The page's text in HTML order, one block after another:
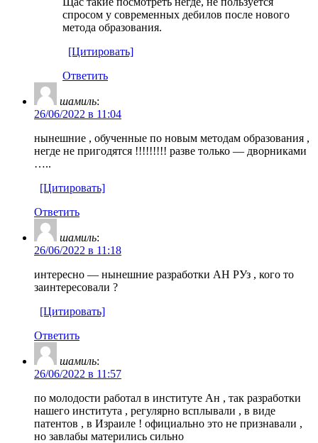
спросом у современных дебилов после нового
метода образования.
[Цитировать]
Ответить
шамиль:
26/06/2022 в 11:04
нынешние , обученные по новым методам образования ,
негде не пригодятся !!!!!!!!! разве только — дворниками
…..
[Цитировать]
Ответить
шамиль:
26/06/2022 в 11:18
интересно — нынешние разработки АН РУз , кого то
заинтересовали ?
[Цитировать]
Ответить
шамиль:
26/06/2022 в 11:57
по молодости работал в институте Ан , так разработки
нашего института , регулярно всплывали , в виде
патентов , в Израиле ! официально это не признавали ,
но завлабы матерились сильно